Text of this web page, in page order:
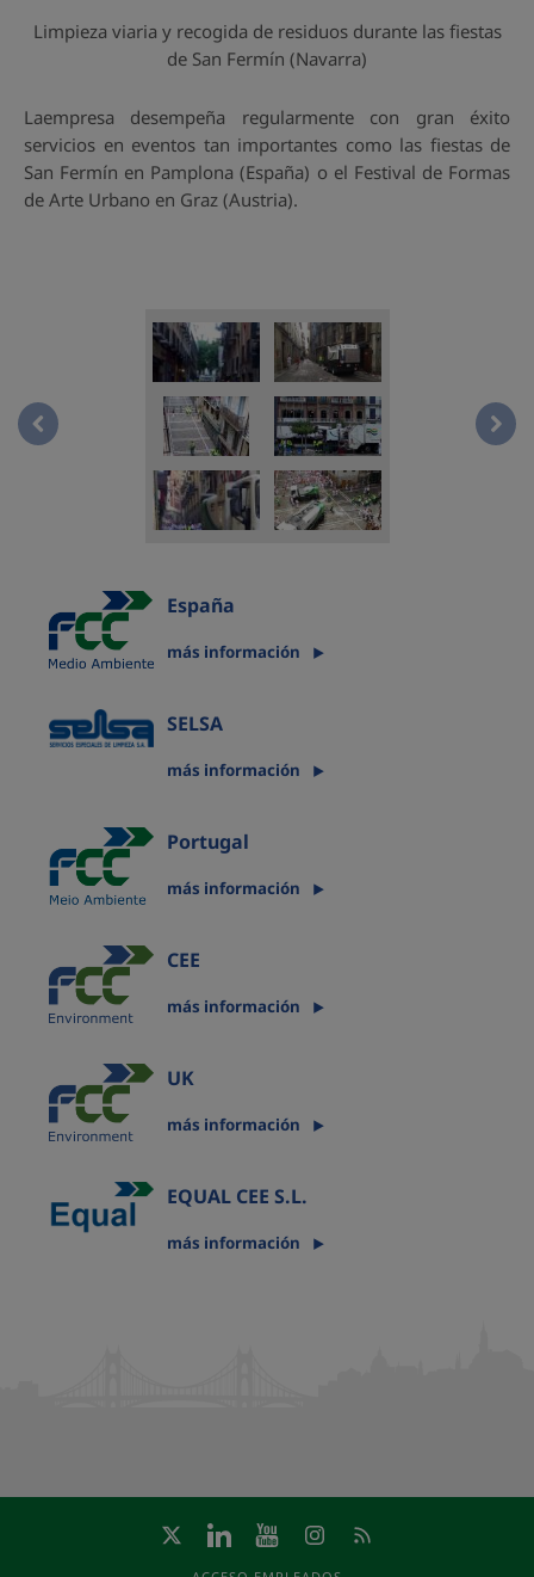
Limpieza viaria y recogida de residuos durante las fiestas
de San Fermín (Navarra)
Laempresa desempeña regularmente con gran éxito
servicios en eventos tan importantes como las fiestas de
San Fermín en Pamplona (España) o el Festival de Formas
de Arte Urbano en Graz (Austria).
Operaciones de limpieza durante las fiestas de San
España
más información
SELSA
más información
Portugal
más información
CEE
más información
UK
más información
EQUAL CEE S.L.
más información